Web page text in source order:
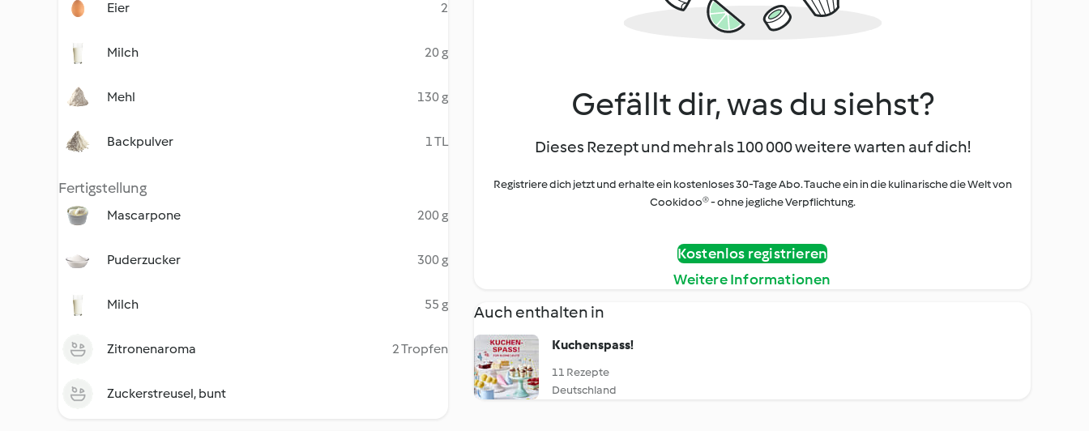
Eier 2
Milch 20 g
Mehl 130 g
Backpulver 1 TL
Fertigstellung
Mascarpone 200 g
Puderzucker 300 g
Milch 55 g
Zitronenaroma 2 Tropfen
Zuckerstreusel, bunt
Gefällt dir, was du siehst?
Dieses Rezept und mehr als 100 000 weitere warten auf dich!
Registriere dich jetzt und erhalte ein kostenloses 30-Tage Abo. Tauche ein in die kulinarische die Welt von
Cookidoo® - ohne jegliche Verpflichtung.
Kostenlos registrieren
Weitere Informationen
Auch enthalten in
Kuchenspass!
11 Rezepte
Deutschland